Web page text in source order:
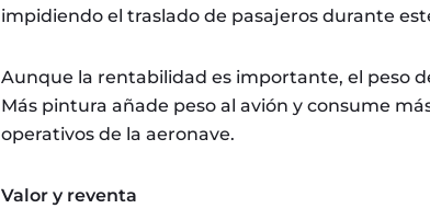
impidiendo el traslado de pasajeros durante
Aunque la rentabilidad es importante, el peso
Más pintura añade peso al avión y consume
operativos de la aeronave.
Valor y reventa